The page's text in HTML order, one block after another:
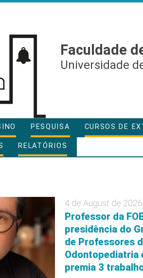
Faculdade
Universidade
PESQUISA CURSOS DE
RELATÓRIOS
4 de August de 2026
Professor da
presidência do
de Professores
Odontopediatria
premia 3